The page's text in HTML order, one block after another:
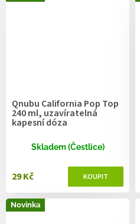
Qnubu California Pop Top
240 ml, uzavíratelná
kapesní dóza
Skladem (Čestlice)
29 Kč
Novinka